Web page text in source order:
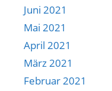
Juni 2021
Mai 2021
April 2021
März 2021
Februar 2021